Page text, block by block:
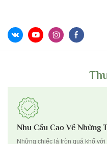
Nhu Cầu Cao Về Những
Những chiếc lá tròn quá khổ